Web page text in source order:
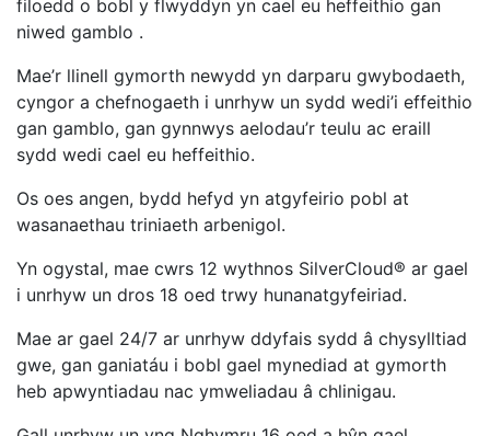
filoedd o bobl y flwyddyn yn cael eu heffeithio gan
niwed gamblo .
Mae’r llinell gymorth newydd yn darparu gwybodaeth,
cyngor a chefnogaeth i unrhyw un sydd wedi’i effeithio
gan gamblo, gan gynnwys aelodau’r teulu ac eraill
sydd wedi cael eu heffeithio.
Os oes angen, bydd hefyd yn atgyfeirio pobl at
wasanaethau triniaeth arbenigol.
Yn ogystal, mae cwrs 12 wythnos SilverCloud® ar gael
i unrhyw un dros 18 oed trwy hunanatgyfeiriad.
Mae ar gael 24/7 ar unrhyw ddyfais sydd â chysylltiad
gwe, gan ganiatáu i bobl gael mynediad at gymorth
heb apwyntiadau nac ymweliadau â chlinigau.